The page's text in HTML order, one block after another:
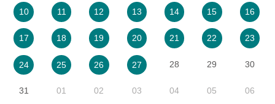
10 11 12 13 14 15 16
17 18 19 20 21 22 23
24 25 26 27 28 29 30
31 01 02 03 04 05 06